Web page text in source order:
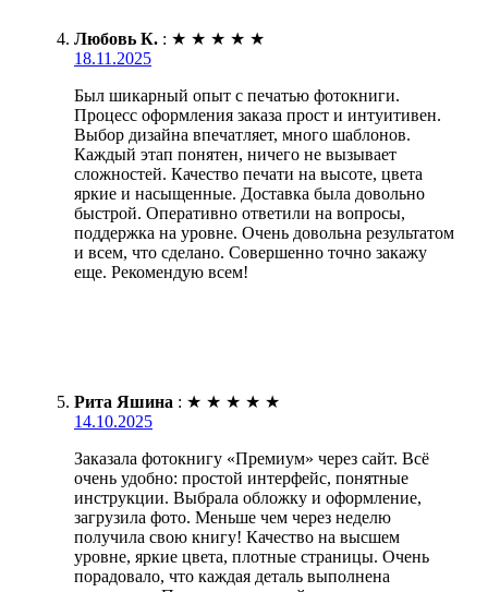
Любовь К. : ★ ★ ★ ★ ★
18.11.2025
Был шикарный опыт с печатью фотокниги.
Процесс оформления заказа прост и интуитивен.
Выбор дизайна впечатляет, много шаблонов.
Каждый этап понятен, ничего не вызывает
сложностей. Качество печати на высоте, цвета
яркие и насыщенные. Доставка была довольно
быстрой. Оперативно ответили на вопросы,
поддержка на уровне. Очень довольна результатом
и всем, что сделано. Совершенно точно закажу
еще. Рекомендую всем!
Рита Яшина : ★ ★ ★ ★ ★
14.10.2025
Заказала фотокнигу «Премиум» через сайт. Всё
очень удобно: простой интерфейс, понятные
инструкции. Выбрала обложку и оформление,
загрузила фото. Меньше чем через неделю
получила свою книгу! Качество на высшем
уровне, яркие цвета, плотные страницы. Очень
порадовало, что каждая деталь выполнена